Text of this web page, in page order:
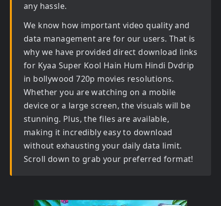
any hassle.
We know how important video quality and
data management are for our users. That is
why we have provided direct download links
for Kyaa Super Kool Hain Hum Hindi Dvdrip
in bollywood 720p movies resolutions.
Whether you are watching on a mobile
device or a large screen, the visuals will be
stunning. Plus, the files are available,
making it incredibly easy to download
without exhausting your daily data limit.
Scroll down to grab your preferred format!